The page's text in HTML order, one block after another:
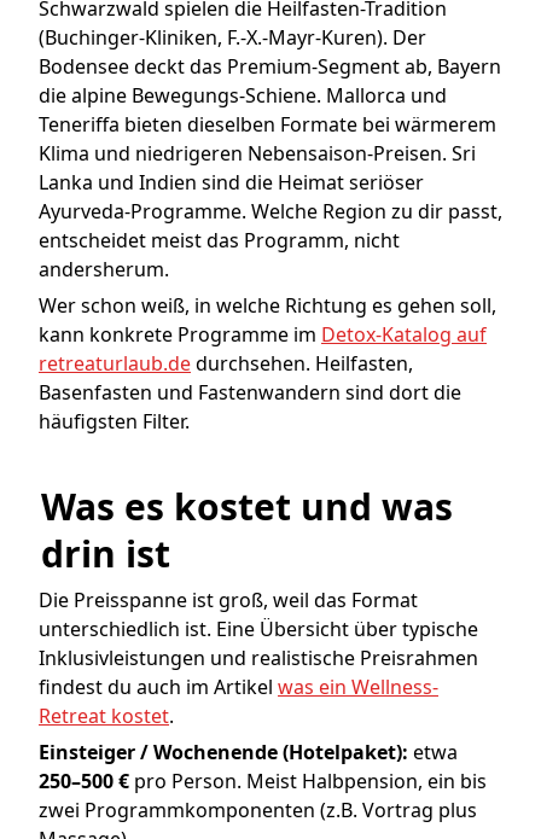
Schwarzwald spielen die Heilfasten-Tradition
(Buchinger-Kliniken, F.-X.-Mayr-Kuren). Der
Bodensee deckt das Premium-Segment ab, Bayern
die alpine Bewegungs-Schiene. Mallorca und
Teneriffa bieten dieselben Formate bei wärmerem
Klima und niedrigeren Nebensaison-Preisen. Sri
Lanka und Indien sind die Heimat seriöser
Ayurveda-Programme. Welche Region zu dir passt,
entscheidet meist das Programm, nicht
andersherum.
Wer schon weiß, in welche Richtung es gehen soll,
kann konkrete Programme im Detox-Katalog auf
retreaturlaub.dedurchsehen. Heilfasten,
Basenfasten und Fastenwandern sind dort die
häufigsten Filter.
Was es kostet und was
drin ist
Die Preisspanne ist groß, weil das Format
unterschiedlich ist. Eine Übersicht über typische
Inklusivleistungen und realistische Preisrahmen
findest du auch im Artikel was ein Wellness-
Retreat kostet.
Einsteiger / Wochenende (Hotelpaket): etwa
250–500 € pro Person. Meist Halbpension, ein bis
zwei Programmkomponenten (z.B. Vortrag plus